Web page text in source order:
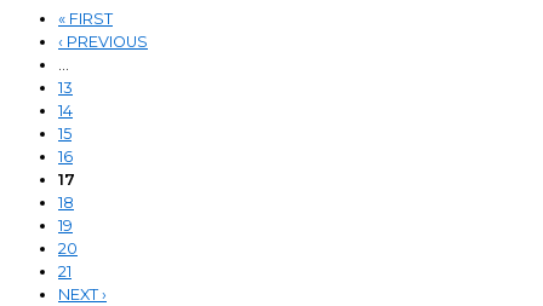
« FIRST
‹ PREVIOUS
…
13
14
15
16
17
18
19
20
21
NEXT ›